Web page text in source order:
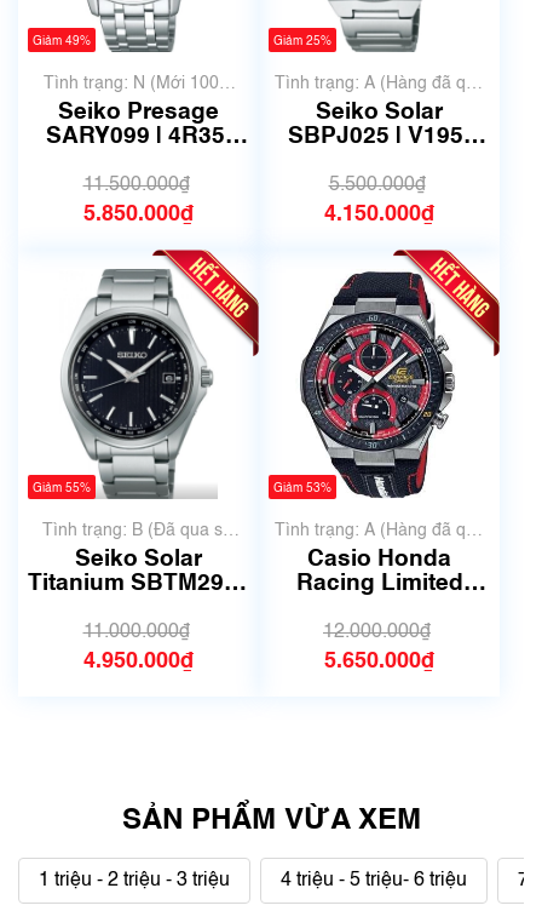
Giảm 49%
Tình trạng: N (Mới 100%
chưa qua sử dụng)
Seiko Presage
SARY099 | 4R35-
| Mã số 6525
11.500.000₫
5.850.000₫
Giảm 25%
Tình trạng: A (Hàng đã qua
sử dụng nhưng rất đẹp,
không có xước)
Seiko Solar
SBPJ025 | V195-
Mã số 6521
5.500.000₫
4.150.000₫
Giảm 55%
Tình trạng: B (Đã qua sử
dụng, hàng đẹp, có chút
xước dăm)
Seiko Solar
Titanium SBTM291 |
số 6279
11.000.000₫
4.950.000₫
Giảm 53%
Tình trạng: A (Hàng đã qua
sử dụng nhưng rất đẹp,
không có xước)
Casio Honda
Racing Limited
560HR-1AJF | Size
42mm | 5741B
12.000.000₫
5.650.000₫
SẢN PHẨM VỪA XEM
1 triệu - 2 triệu - 3 triệu 4 triệu - 5 triệu- 6 triệu 7